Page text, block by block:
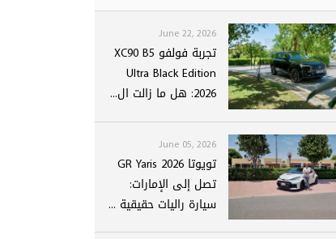
June 22, 2026
تجربة فولفو XC90 B5
Ultra Black Edition
2026: هل ما زالت ال...
June 05, 2026
تويوتا GR Yaris 2026
تصل إلى الإمارات:
سيارة راليات حقيقية ...